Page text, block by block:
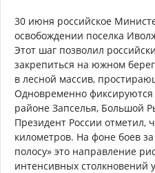
30 июня российское
освобождении поселка
Этот шаг позволил
закрепиться на южном
в лесной массив,
Одновременно
районе Запселья, Большой
Президент России отметил,
километров. На фоне боев
полосу» это направление
интенсивных